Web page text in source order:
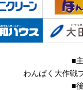
■
わんぱく大作戦
■